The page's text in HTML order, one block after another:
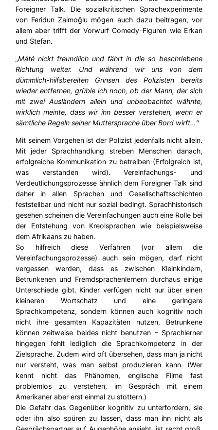
Foreigner Talk. Die sozialkritischen Sprachexperimente
von Feridun Zaimoğlu mögen auch dazu beitragen, vor
allem aber trifft der Vorwurf Comedy-Figuren wie Erkan
und Stefan.
„Máté nickt freundlich und fährt in die so beschriebene
Richtung weiter. Und während wir uns von dem
dümmlich-hilfsbereiten Grinsen des Polizisten bereits
wieder entfernen, grüble ich noch, ob der Mann, der sich
mit zwei Ausländern allein und unbeobachtet wähnte,
wirklich meinte, dass wir ihn besser verstehen, wenn er
sämtliche Regeln seiner Muttersprache über Bord wirft…“
Mit seinem Vorgehen ist der Polizist jedenfalls nicht allein.
Mit jeder Sprachhandlung streben Menschen danach,
erfolgreiche Kommunikation zu betreiben (Erfolgreich ist,
was verstanden wird). Vereinfachungs- und
Verdeutlichungsprozesse ähnlich dem Foreigner Talk sind
daher in allen Sprachen und Gesellschaftsschichten
feststellbar und nicht nur sozial bedingt. Sprachhistorisch
gesehen scheinen die Vereinfachungen auch eine Rolle bei
der Entstehung von Kreolsprachen wie beispielsweise
dem Afrikaans zu haben.
So hilfreich diese Verfahren (vor allem die
Vereinfachungsprozesse) auch sein mögen, darf nicht
vergessen werden, dass es zwischen Kleinkindern,
Betrunkenen und Fremdsprachenlernern durchaus einige
Unterschiede gibt. Kinder verfügen nicht nur über einen
kleineren Wortschatz und eine geringere
Sprachkompetenz, sondern können auch kognitiv noch
nicht ihre gesamten Kapazitäten nutzen, Betrunkene
können zeitweise beides nicht benutzen – Sprachlerner
hingegen fehlt lediglich die Sprachkompetenz in der
Zielsprache. Zudem wird oft übersehen, dass man ja nicht
nur versteht, was man selbst produzieren kann. (Wer
kennt nicht das Phänomen, englische Filme fast
problemlos zu verstehen, im Gespräch mit einem
Amerikaner aber erst einmal zu stottern.)
Die Gefahr das Gegenüber kognitiv zu unterfordern, sie
oder ihn also spüren zu lassen, dass man ihn nicht als